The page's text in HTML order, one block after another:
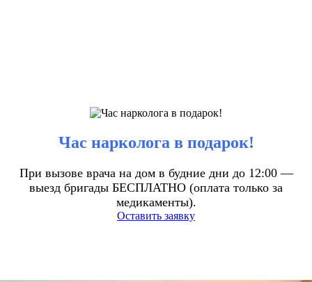
Час нарколога в подарок!
При вызове врача на дом в будние дни до 12:00 —
выезд бригады БЕСПЛАТНО (оплата только за
медикаменты).
Оставить заявку